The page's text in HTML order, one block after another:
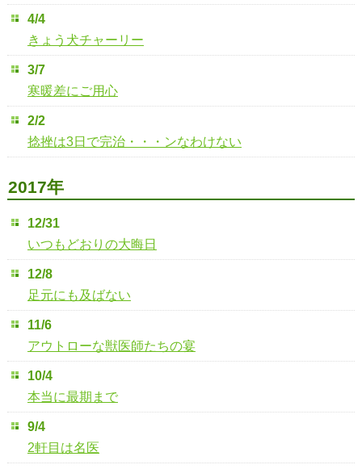
4/4
きょう犬チャーリー
3/7
寒暖差にご用心
2/2
捻挫は3日で完治・・・ンなわけない
2017年
12/31
いつもどおりの大晦日
12/8
足元にも及ばない
11/6
アウトローな獣医師たちの宴
10/4
本当に最期まで
9/4
2軒目は名医